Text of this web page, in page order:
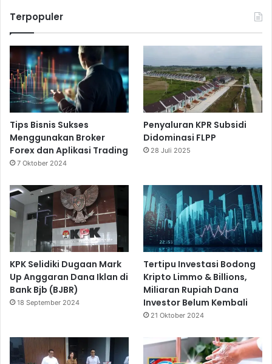
Terpopuler
Tips Bisnis Sukses
Menggunakan Broker
Forex dan Aplikasi Trading
7 Oktober 2024
Penyaluran KPR Subsidi
Didominasi FLPP
28 Juli 2025
KPK Selidiki Dugaan Mark
Up Anggaran Dana Iklan di
Bank Bjb (BJBR)
18 September 2024
Tertipu Investasi Bodong
Kripto Limmo & Billions,
Miliaran Rupiah Dana
Investor Belum Kembali
21 Oktober 2024